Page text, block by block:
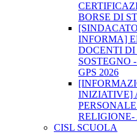
BORSE DI
INFORMA]
DOCENTI DI
GPS 2026
INIZIATIVE]
CISL SCUOLA